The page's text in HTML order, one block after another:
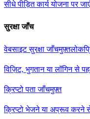
सीधे पीड़ित कार्य योजना पर
सुरक्षा जाँच
वेबसाइट सुरक्षा जाँचमुफ़्त
विज़िट, भुगतान या लॉगिन से
क्रिप्टो पता जाँचमुफ़्त
क्रिप्टो भेजने या अप्रूव करने